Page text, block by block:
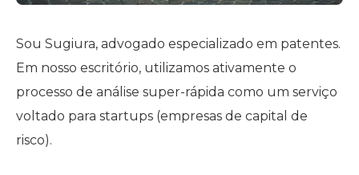
Sou Sugiura, advogado especializado em patentes.
Em nosso escritório, utilizamos ativamente o
processo de análise super-rápida como um serviço
voltado para startups (empresas de capital de
risco).